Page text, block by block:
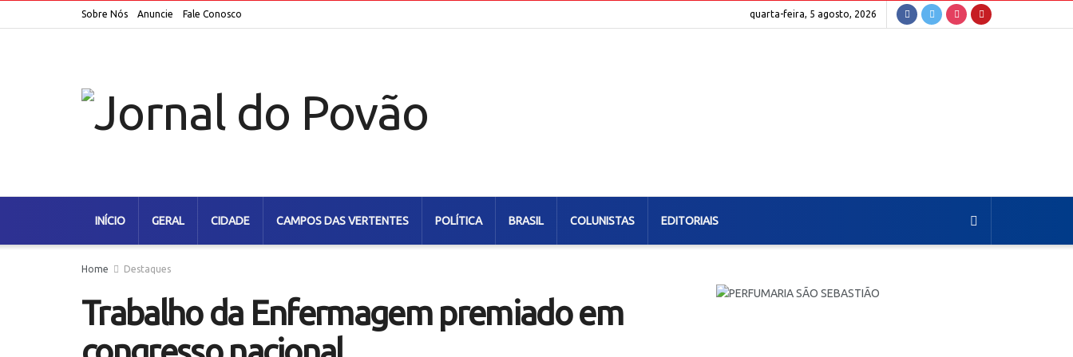
Sobre Nós Anuncie Fale Conosco quarta-feira, 5 agosto, 2026
INÍCIO GERAL CIDADE CAMPOS DAS VERTENTES POLÍTICA BRASIL COLUNISTAS EDITORIAIS
Home Destaques
Trabalho da Enfermagem premiado em